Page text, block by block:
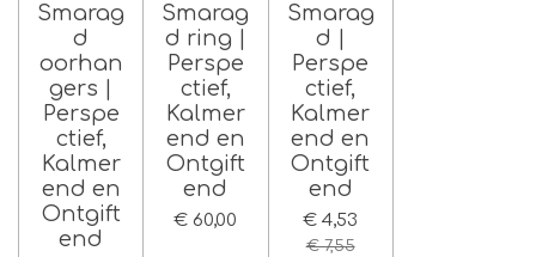
Smarag
d
oorhan
gers |
Perspe
ctief,
Kalmer
end en
Ontgift
end
Smarag
d ring |
Perspe
ctief,
Kalmer
end en
Ontgift
end
€ 60,00
Smarag
d |
Perspe
ctief,
Kalmer
end en
Ontgift
end
€ 4,53
€ 7,55